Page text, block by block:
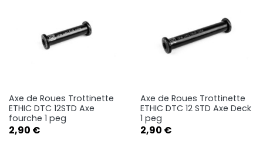
Axe de Roues Trottinette
ETHIC DTC 12STD Axe
fourche 1 peg
Prix
2,90 €
Axe de Roues Trottinette
ETHIC DTC 12 STD Axe Deck
1 peg
Prix
2,90 €